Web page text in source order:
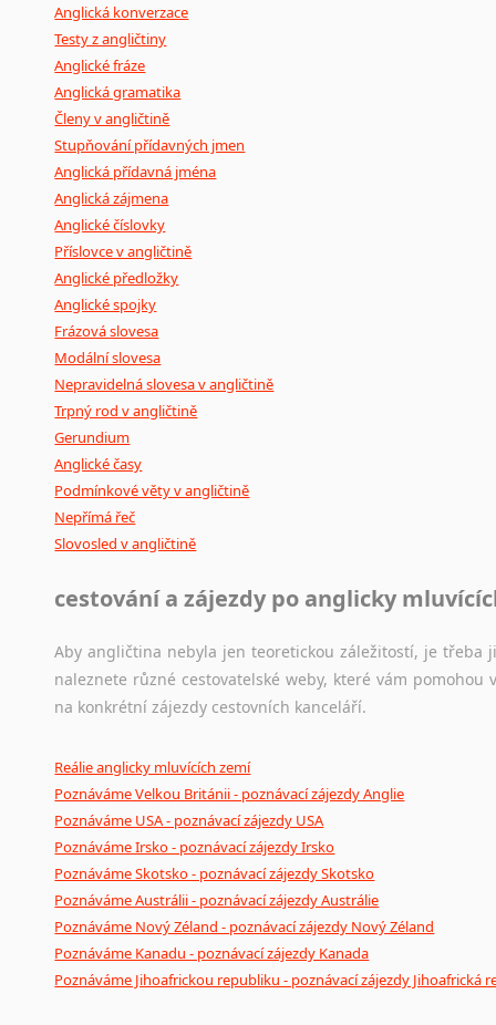
Anglická konverzace
Testy z angličtiny
Anglické fráze
Anglická gramatika
Členy v angličtině
Stupňování přídavných jmen
Anglická přídavná jména
Anglická zájmena
Anglické číslovky
Příslovce v angličtině
Anglické předložky
Anglické spojky
Frázová slovesa
Modální slovesa
Nepravidelná slovesa v angličtině
Trpný rod v angličtině
Gerundium
Anglické časy
Podmínkové věty v angličtině
Nepřímá řeč
Slovosled v angličtině
cestování a zájezdy po anglicky
Aby angličtina nebyla jen teoretickou záležitostí, je
naleznete různé cestovatelské weby, které vám
na konkrétní zájezdy cestovních kanceláří.
Reálie anglicky mluvících zemí
Poznáváme Velkou Británii - poznávací zájezdy Anglie
Poznáváme USA - poznávací zájezdy USA
Poznáváme Irsko - poznávací zájezdy Irsko
Poznáváme Skotsko - poznávací zájezdy Skotsko
Poznáváme Austrálii - poznávací zájezdy Austrálie
Poznáváme Nový Zéland - poznávací zájezdy Nový Zéland
Poznáváme Kanadu - poznávací zájezdy Kanada
Poznáváme Jihoafrickou republiku - poznávací zájezdy Jihoafrická